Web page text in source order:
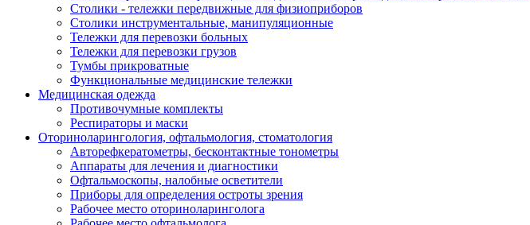
Столики - тележки передвижные для физиоприборов
Столики инструментальные, манипуляционные
Тележки для перевозки больных
Тележки для перевозки грузов
Тумбы прикроватные
Функциональные медицинские тележки
Медицинская одежда
Противочумные комплекты
Респираторы и маски
Оториноларингология, офтальмология, стоматология
Авторефкератометры, бесконтактные тонометры
Аппараты для лечения и диагностики
Офтальмоскопы, налобные осветители
Приборы для определения остроты зрения
Рабочее место оториноларинголога